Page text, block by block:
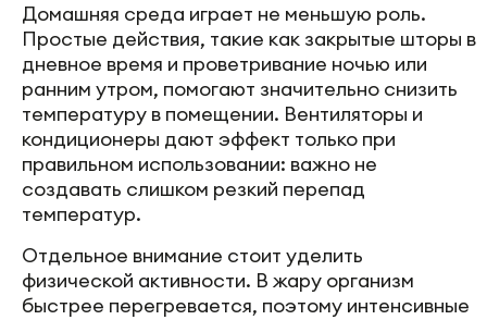
Домашняя среда играет не меньшую роль.
Простые действия, такие как закрытые шторы в
дневное время и проветривание ночью или
ранним утром, помогают значительно снизить
температуру в помещении. Вентиляторы и
кондиционеры дают эффект только при
правильном использовании: важно не
создавать слишком резкий перепад
температур.
Отдельное внимание стоит уделить
физической активности. В жару организм
быстрее перегревается, поэтому интенсивные